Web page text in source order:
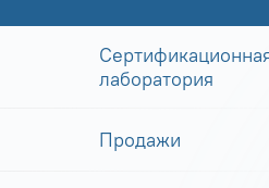
лаборатория
Продажи